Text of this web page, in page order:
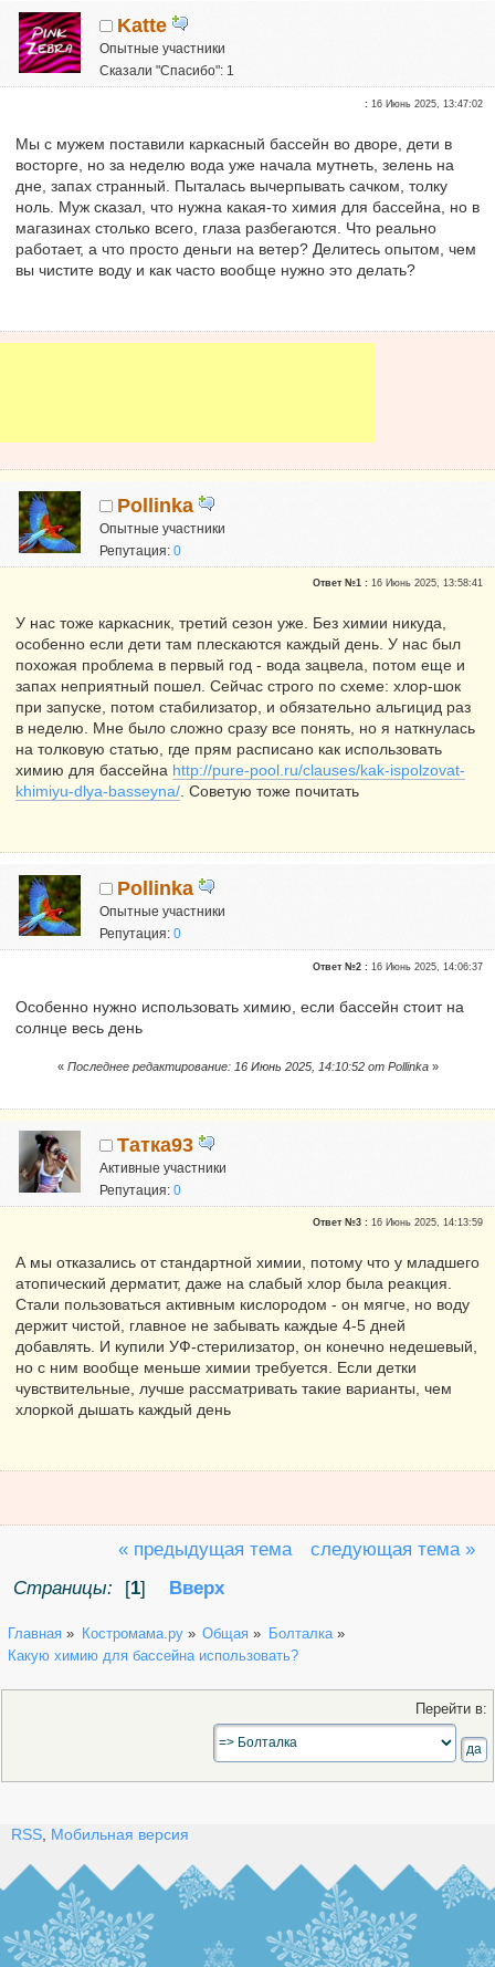
Katte
Опытные участники
Сказали "Спасибо": 1
:16 Июнь 2025, 13:47:02
Мы с мужем поставили каркасный бассейн во дворе, дети в
восторге, но за неделю вода уже начала мутнеть, зелень на
дне, запах странный. Пыталась вычерпывать сачком, толку
ноль. Муж сказал, что нужна какая-то химия для бассейна, но в
магазинах столько всего, глаза разбегаются. Что реально
работает, а что просто деньги на ветер? Делитесь опытом, чем
вы чистите воду и как часто вообще нужно это делать?
Pollinka
Опытные участники
Репутация:0
Ответ №1 :16 Июнь 2025, 13:58:41
У нас тоже каркасник, третий сезон уже. Без химии никуда,
особенно если дети там плескаются каждый день. У нас был
похожая проблема в первый год - вода зацвела, потом еще и
запах неприятный пошел. Сейчас строго по схеме: хлор-шок
при запуске, потом стабилизатор, и обязательно альгицид раз
в неделю. Мне было сложно сразу все понять, но я наткнулась
на толковую статью, где прям расписано как использовать
химию для бассейна http://pure-pool.ru/clauses/kak-ispolzovat-
khimiyu-dlya-basseyna/. Советую тоже почитать
Pollinka
Опытные участники
Репутация:0
Ответ №2 :16 Июнь 2025, 14:06:37
Особенно нужно использовать химию, если бассейн стоит на
солнце весь день
« Последнее редактирование: 16 Июнь 2025, 14:10:52 от Pollinka»
Татка93
Активные участники
Репутация:0
Ответ №3 :16 Июнь 2025, 14:13:59
А мы отказались от стандартной химии, потому что у младшего
атопический дерматит, даже на слабый хлор была реакция.
Стали пользоваться активным кислородом - он мягче, но воду
держит чистой, главное не забывать каждые 4-5 дней
добавлять. И купили УФ-стерилизатор, он конечно недешевый,
но с ним вообще меньше химии требуется. Если детки
чувствительные, лучше рассматривать такие варианты, чем
хлоркой дышать каждый день
« предыдущая тема
следующая тема »
Страницы:
[1] Вверх
Главная » Костромама.ру» Общая » Болталка»
Какую химию для бассейна использовать?
Перейти в:
RSS Мобильная версия